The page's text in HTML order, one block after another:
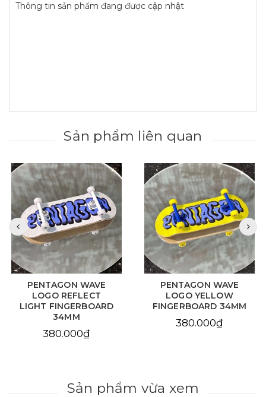
Thông tin sản phẩm đang được cập nhật
Sản phẩm liên quan
PENTAGON WAVE
LOGO REFLECT
LIGHT FINGERBOARD
34MM
380.000₫
PENTAGON WAVE
LOGO YELLOW
FINGERBOARD 34MM
380.000₫
Sản phẩm vừa xem